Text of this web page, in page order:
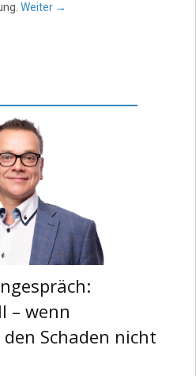
Weiter →
– wenn
Schaden nicht